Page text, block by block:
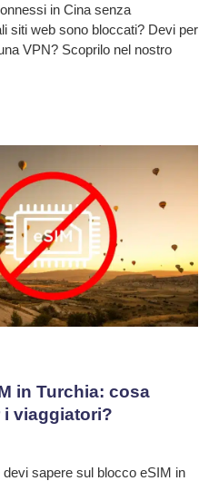
in Cina senza
siti web sono bloccati? Devi per
VPN? Scoprilo nel nostro
in Turchia: cosa
i viaggiatori?
devi sapere sul blocco eSIM in